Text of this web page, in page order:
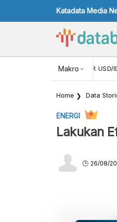
Katadata Media
Makro
NILAI TUKAR USD/
Home Data
ENERGI
Lakukan
26/08/